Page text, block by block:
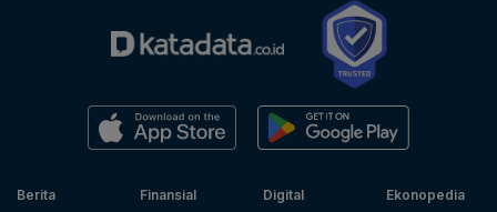
Berita
Finansial
Digital
Ekonopedia